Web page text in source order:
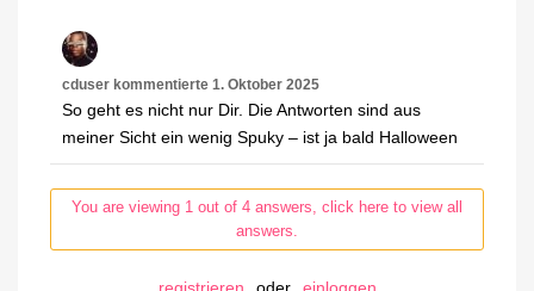
cduser kommentierte 1. Oktober 2025
So geht es nicht nur Dir. Die Antworten sind aus
meiner Sicht ein wenig Spuky – ist ja bald Halloween
You are viewing 1 out of 4 answers, click here to view all
answers.